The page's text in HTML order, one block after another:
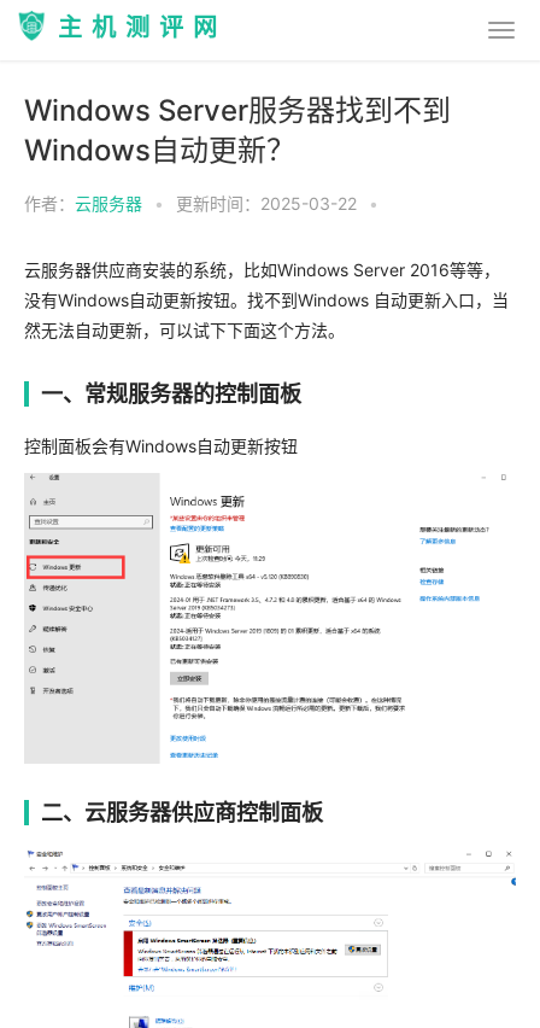
主机测评网
Windows Server服务器找到不到
Windows自动更新？
作者： 云服务器 • 更新时间：2025-03-22 •
云服务器供应商安装的系统，比如Windows Server 2016等等，
没有Windows自动更新按钮。找不到Windows 自动更新入口，当
然无法自动更新，可以试下下面这个方法。
一、常规服务器的控制面板
控制面板会有Windows自动更新按钮
二、云服务器供应商控制面板